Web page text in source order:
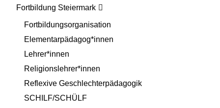
Fortbildung Steiermark
Fortbildungsorganisation
Elementarpädagog*innen
Lehrer*innen
Religionslehrer*innen
Reflexive Geschlechterpädagogik
SCHILF/SCHÜLF